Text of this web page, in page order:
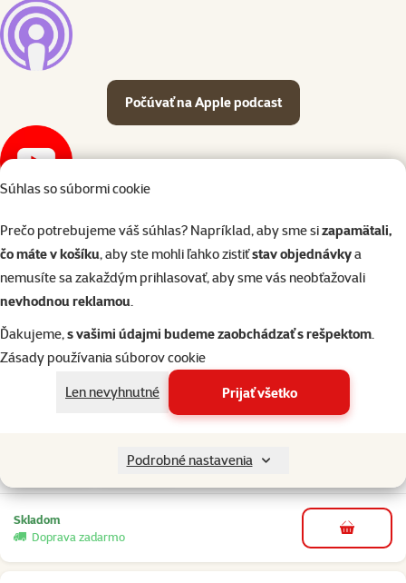
Súhlas so súbormi cookie
Prečo potrebujeme váš súhlas? Napríklad, aby sme sizapamätali,
čo máte v košíku, aby ste mohli ľahko zistiťstav objednávkya
nemusíte sa zakaždým prihlasovať, aby sme vás neobťažovali
nevhodnou reklamou.
Ďakujeme,s vašimi údajmi budeme zaobchádzať s rešpektom.
Zásady používania súborov cookie
Len nevyhnutné
Prijať všetko
Podrobné nastavenia
Počúvať na Apple podcast
Sledovať na YouTube
O epizóde
Ontario Adult Large Beef & Brown Rice 20kg
Hodnotenie 100%, počet hodnotení: 3
3× hodnotenie
Pôvodná cena
Cena
80,90 €
Cena za 100 g: 0,4 €
značka
Skladom
Doprava zadarmo
do košíka